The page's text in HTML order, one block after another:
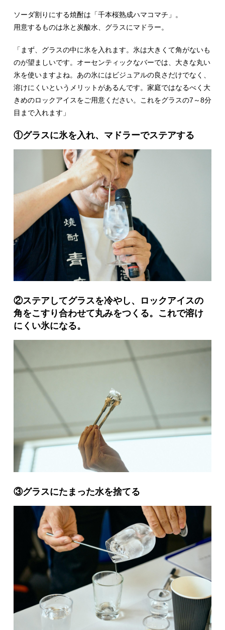
ソーダ割りにする焼酎は「千本桜熟成ハマコマチ」。
用意するものは氷と炭酸水、グラスにマドラー。
「まず、グラスの中に氷を入れます。氷は大きくて角がないも
のが望ましいです。オーセンティックなバーでは、大きな丸い
氷を使いますよね。あの氷にはビジュアルの良さだけでなく、
溶けにくいというメリットがあるんです。家庭ではなるべく大
きめのロックアイスをご用意ください。これをグラスの7～8分
目まで入れます」
①グラスに氷を入れ、マドラーでステアする
②ステアしてグラスを冷やし、ロックアイスの
角をこすり合わせて丸みをつくる。これで溶け
にくい氷になる。
③グラスにたまった水を捨てる